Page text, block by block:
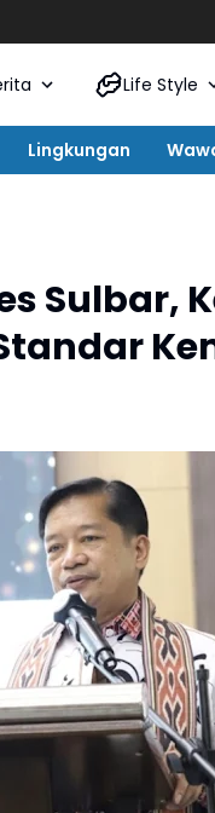
Life Style
Lingkungan
Sulbar,